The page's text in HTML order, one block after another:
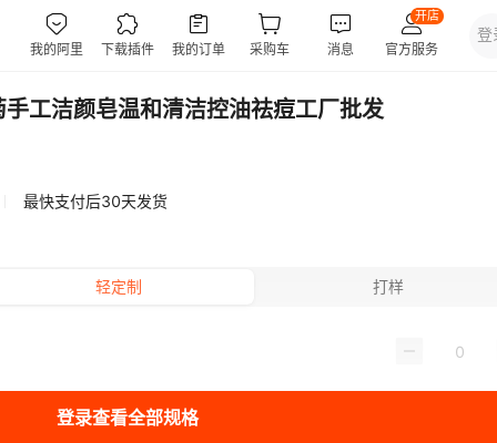
工洁颜皂温和清洁控油祛痘工厂批发
最快支付后30天发货
轻定制 打样
登录查看全部规格